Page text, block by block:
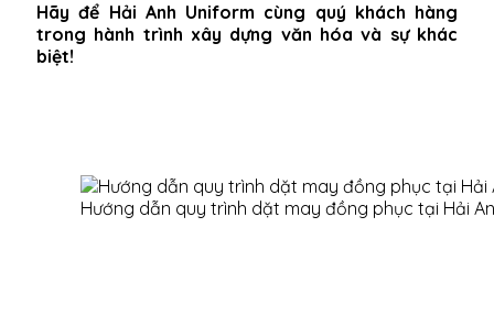
Hãy để Hải Anh Uniform cùng quý khách hàng
trong hành trình xây dựng văn hóa và sự khác
biệt!
Hướng dẫn quy trình dặt may đồng phục tại Hải